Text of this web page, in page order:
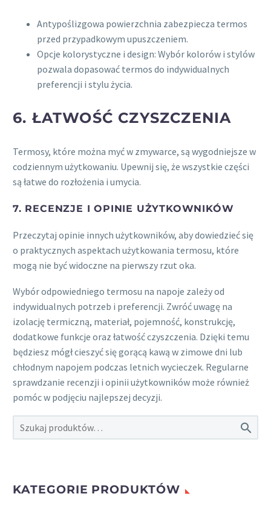
Antypoślizgowa powierzchnia zabezpiecza termos
przed przypadkowym upuszczeniem.
Opcje kolorystyczne i design: Wybór kolorów i stylów
pozwala dopasować termos do indywidualnych
preferencji i stylu życia.
6. ŁATWOŚĆ CZYSZCZENIA
Termosy, które można myć w zmywarce, są wygodniejsze w
codziennym użytkowaniu. Upewnij się, że wszystkie części
są łatwe do rozłożenia i umycia.
7. RECENZJE I OPINIE UŻYTKOWNIKÓW
Przeczytaj opinie innych użytkowników, aby dowiedzieć się
o praktycznych aspektach użytkowania termosu, które
mogą nie być widoczne na pierwszy rzut oka.
Wybór odpowiedniego termosu na napoje zależy od
indywidualnych potrzeb i preferencji. Zwróć uwagę na
izolację termiczną, materiał, pojemność, konstrukcję,
dodatkowe funkcje oraz łatwość czyszczenia. Dzięki temu
będziesz mógł cieszyć się gorącą kawą w zimowe dni lub
chłodnym napojem podczas letnich wycieczek. Regularne
sprawdzanie recenzji i opinii użytkowników może również
pomóc w podjęciu najlepszej decyzji.

KATEGORIE PRODUKTÓW